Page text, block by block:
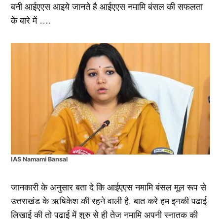
बनी आईएएस आइये जानते है आईएएस नमामि बंसल की सफलता
के बारे में ….
IAS Namami Bansal
जानकारी के अनुसार बता दे कि आईएएस नमामि बंसल मूल रूप से
उत्तराखंड के ऋषिकेश की रहने वाली है. बात करे हम इनकी पढाई
लिखाई की तो पढाई में शुरु से ही तेज नमामि अपनी स्नातक की